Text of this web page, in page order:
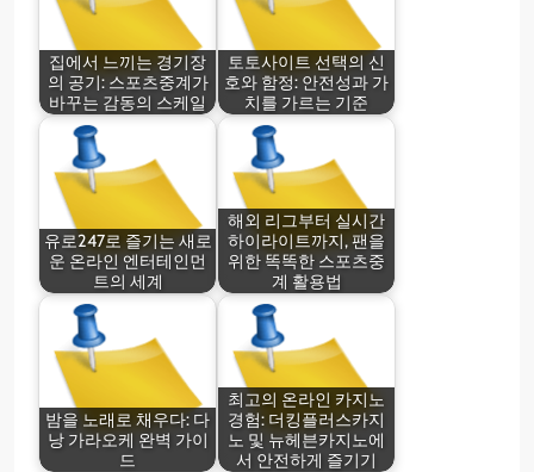
집에서 느끼는 경기장
의 공기: 스포츠중계가
바꾸는 감동의 스케일
토토사이트 선택의 신
호와 함정: 안전성과 가
치를 가르는 기준
유로247로 즐기는 새로
운 온라인 엔터테인먼
트의 세계
해외 리그부터 실시간
하이라이트까지, 팬을
위한 똑똑한 스포츠중
계 활용법
밤을 노래로 채우다: 다
낭 가라오케 완벽 가이
드
최고의 온라인 카지노
경험: 더킹플러스카지
노 및 뉴헤븐카지노에
서 안전하게 즐기기